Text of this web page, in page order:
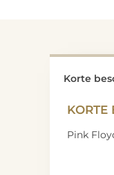
Korte
KORTE
Pink